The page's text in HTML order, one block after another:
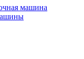
машина